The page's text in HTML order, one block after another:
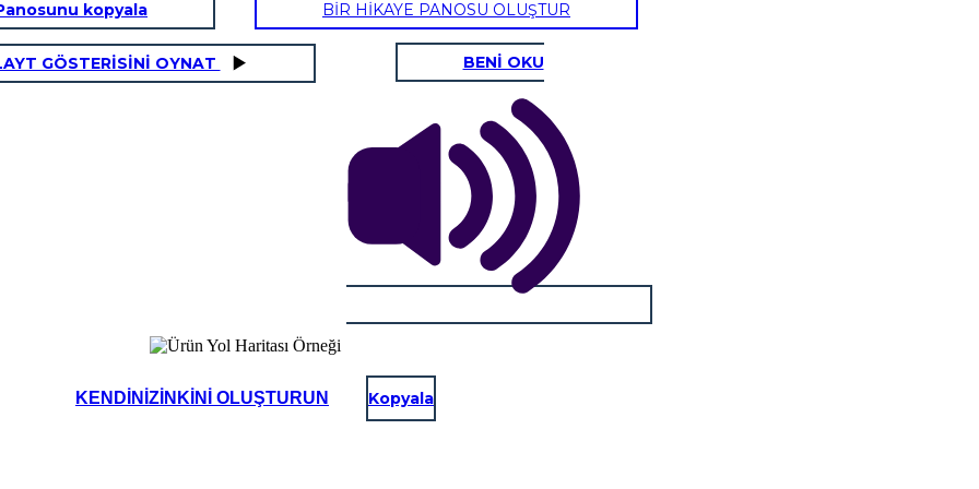
kopyala BİR HİKAYE PANOSU OLUŞTUR
GÖSTERİSİNİ OYNAT BENİ OKU
KENDINIZINKINI OLUŞTURUN Kopyala